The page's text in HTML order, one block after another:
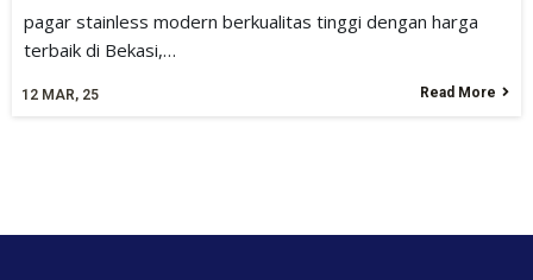
12 MAR, 25
pagar stainless modern berkualitas tinggi dengan harga
terbaik di Bekasi,…
Read More